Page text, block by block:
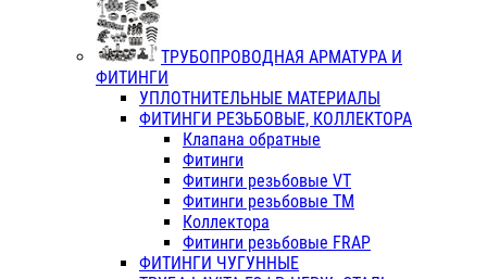
ТРУБОПРОВОДНАЯ АРМАТУРА И
ФИТИНГИ
УПЛОТНИТЕЛЬНЫЕ МАТЕРИАЛЫ
ФИТИНГИ РЕЗЬБОВЫЕ, КОЛЛЕКТОРА
Клапана обратные
Фитинги
Фитинги резьбовые VT
Фитинги резьбовые ТМ
Коллектора
Фитинги резьбовые FRAP
ФИТИНГИ ЧУГУННЫЕ